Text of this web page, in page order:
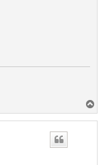
a
u